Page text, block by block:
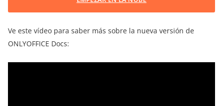
Ve este vídeo para saber más sobre la nueva versión de
ONLYOFFICE Docs: